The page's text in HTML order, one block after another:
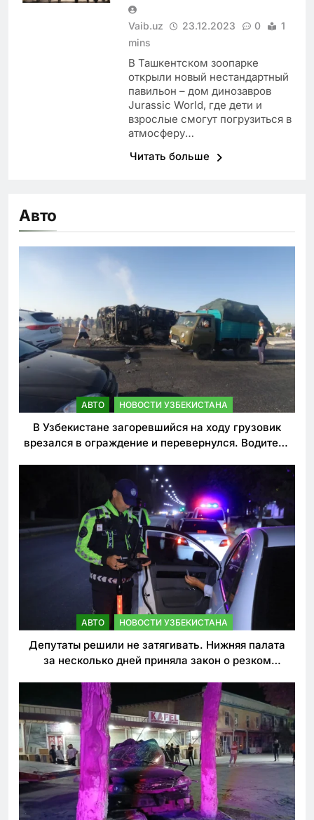
Vaib.uz 23.12.2023 0
1
mins
В Ташкентском зоопарке
открыли новый нестандартный
павильон – дом динозавров
Jurassic World, где дети и
взрослые смогут погрузиться в
атмосферу…
Читать больше
Авто
АВТО НОВОСТИ УЗБЕКИСТАНА
В Узбекистане загоревшийся на ходу грузовик
врезался в ограждение и перевернулся. Водитель
АВТО НОВОСТИ УЗБЕКИСТАНА
Депутаты решили не затягивать. Нижняя палата
за несколько дней приняла закон о резком